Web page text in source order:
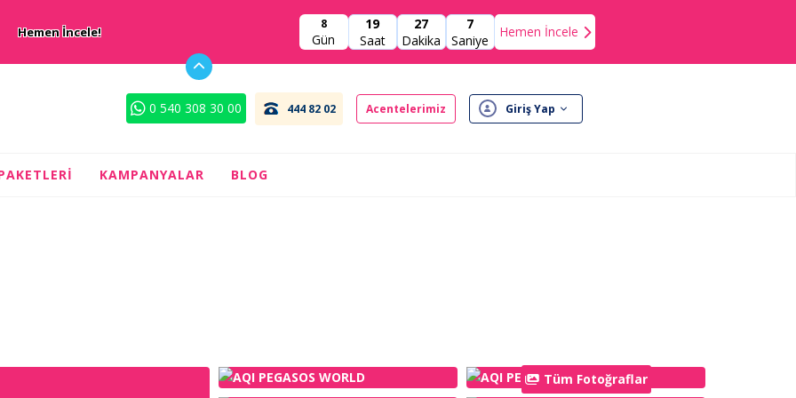
Hemen İncele!
8
Gün
19
Saat
27
Dakika
5
Saniye
Hemen İncele
0 540 308 30 00 444 82 02 Acentelerimiz Giriş Yap
KAMPANYALAR BLOG
Tüm Fotoğraflar